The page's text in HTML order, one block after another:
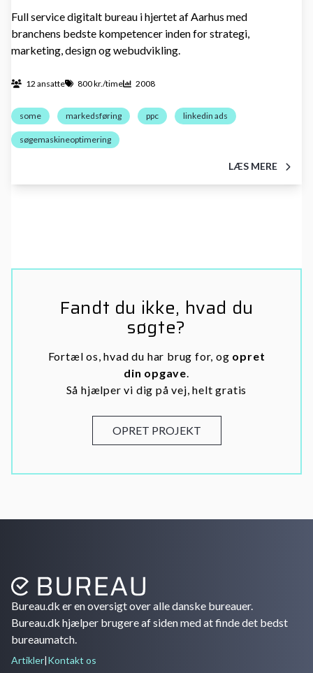
Full service digitalt bureau i hjertet af Aarhus med
branchens bedste kompetencer inden for strategi,
marketing, design og webudvikling.
12 ansatte 800 kr./time 2008
some markedsføring ppc linkedin ads
søgemaskineoptimering
LÆS MERE
Fandt du ikke, hvad du
søgte?
Fortæl os, hvad du har brug for, og opret
din opgave.
Så hjælper vi dig på vej, helt gratis
OPRET PROJEKT
Bureau.dk er en oversigt over alle danske bureauer.
Bureau.dk hjælper brugere af siden med at finde det bedst
bureaumatch.
Artikler|Kontakt os